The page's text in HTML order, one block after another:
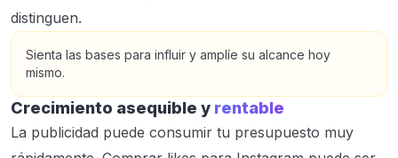
distinguen.
Sienta las bases para influir y amplíe su alcance hoy
mismo.
Crecimiento asequible y rentable
La publicidad puede consumir tu presupuesto muy